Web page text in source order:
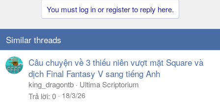
You must log in or register to reply here.
Similar threads
Câu chuyện về 3 thiếu niên vượt mặt Square và
dịch Final Fantasy V sang tiếng Anh
king_dragontb
Ultima Scriptorium
Trả lời 0 18/3/26